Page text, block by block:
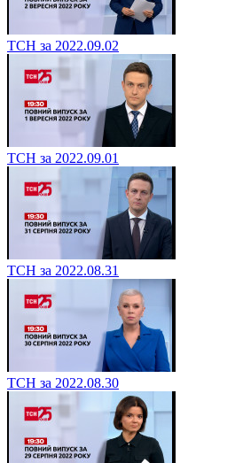
ТСН за 2022.09.02
ТСН за 2022.09.01
ТСН за 2022.08.31
ТСН за 2022.08.30